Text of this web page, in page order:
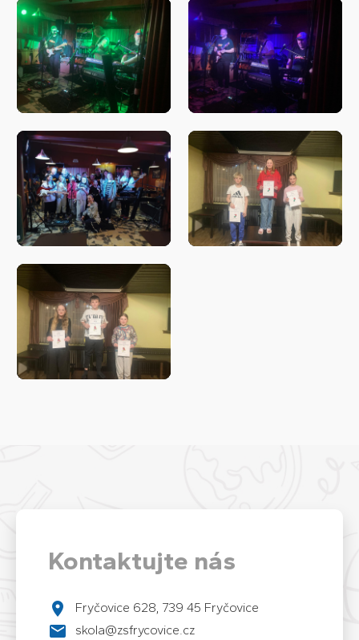
Kontaktujte nás
Fryčovice 628, 739 45 Fryčovice
skola@zsfrycovice.cz